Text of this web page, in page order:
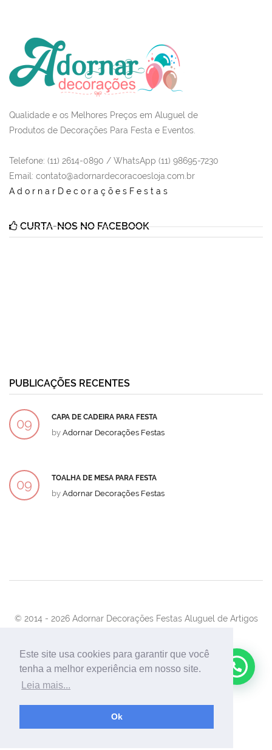
Este site usa cookies para garantir que você
tenha a melhor experiência em nosso site.
Leia mais...
Ok
Qualidade e os Melhores Preços em Aluguel de
Produtos de Decorações Para Festa e Eventos.
Telefone: (11) 2614-0890 / WhatsApp (11) 98695-7230
Email : contato@adornardecoracoesloja.com.br
AdornarDecoraçõesFestas
CURTA-NOS NO FACEBOOK
PUBLICAÇÕES RECENTES
09 CAPA DE CADEIRA PARA FESTA
by Adornar Decorações Festas
09 TOALHA DE MESA PARA FESTA
by Adornar Decorações Festas
© 2014 - 2026 Adornar Decorações Festas Aluguel de Artigos
Desenvolvimento:UnionForAgênciaWeb